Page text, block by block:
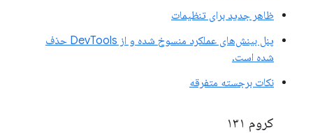
ظاهر جدید برای تنظیمات
پنل بینش‌های عملکرد منسوخ شده و از DevTools حذف
شده است.
نکات برجسته متفرقه
کروم ۱۳۱